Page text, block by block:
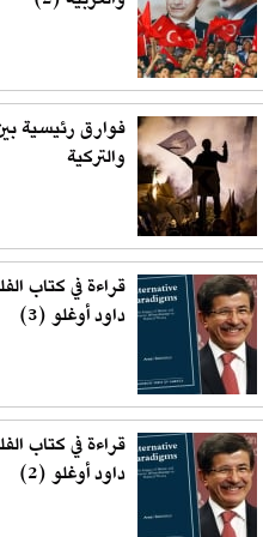
فوارق رئيسية
والتركية
قراءة في كتاب
داود أوغلو (3)
قراءة في كتاب
داود أوغلو (2)